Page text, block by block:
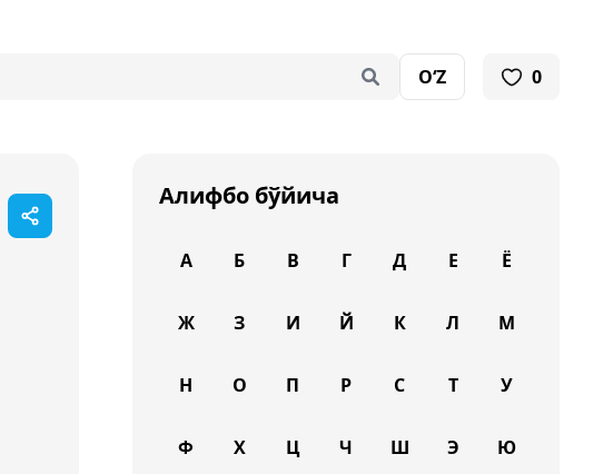
O‘Z 0
Алифбо бўйича
А Б В Г Д Е Ё
Ж З И Й К Л М
Н О П Р С Т У
Ф Х Ц Ч Ш Э Ю